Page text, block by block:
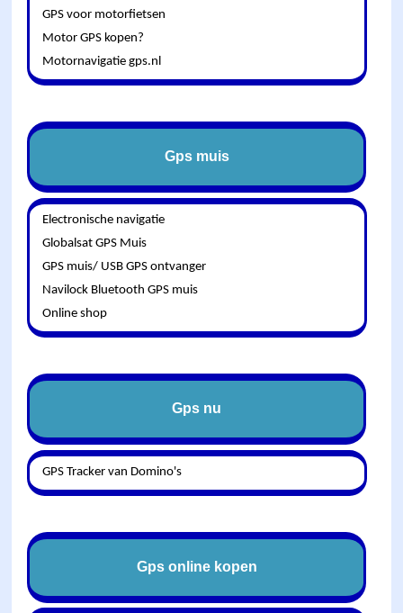
GPS voor motorfietsen
Motor GPS kopen?
Motornavigatie gps.nl
Gps muis
Electronische navigatie
Globalsat GPS Muis
GPS muis/ USB GPS ontvanger
Navilock Bluetooth GPS muis
Online shop
Gps nu
GPS Tracker van Domino's
Gps online kopen